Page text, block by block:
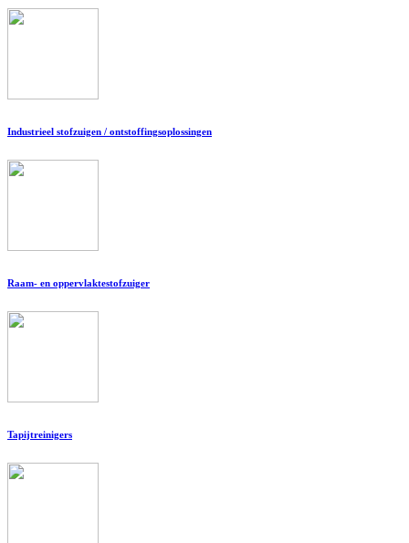
Industrieel stofzuigen / ontstoffingsoplossingen
Raam- en oppervlaktestofzuiger
Tapijtreinigers